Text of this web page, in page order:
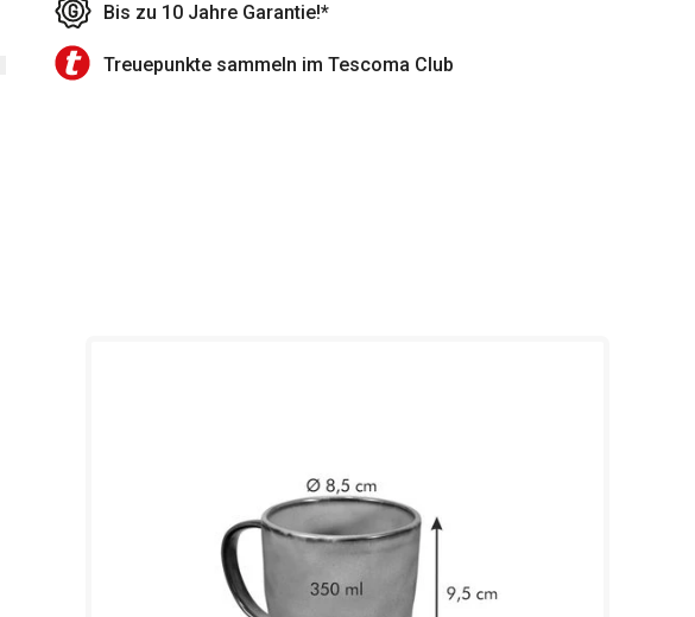
Bis zu 10 Jahre Garantie!*
Treuepunkte sammeln im Tescoma Club